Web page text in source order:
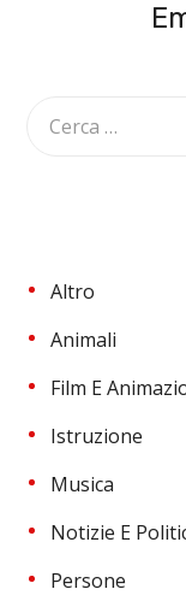
Altro
Animali
Film E
Istruzione
Musica
Notizie E
Persone